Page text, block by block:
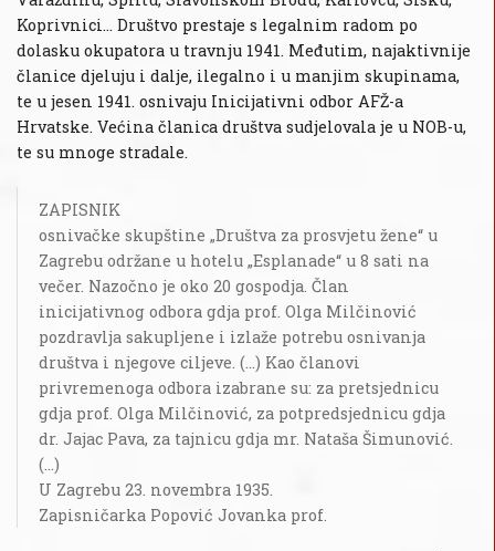
Koprivnici... Društvo prestaje s legalnim radom po
dolasku okupatora u travnju 1941. Međutim, najaktivnije
članice djeluju i dalje, ilegalno i u manjim skupinama,
te u jesen 1941. osnivaju Inicijativni odbor AFŽ-a
Hrvatske. Većina članica društva sudjelovala je u NOB-u,
te su mnoge stradale.
ZAPISNIK
osnivačke skupštine „Društva za prosvjetu žene“ u
Zagrebu održane u hotelu „Esplanade“ u 8 sati na
večer. Nazočno je oko 20 gospodja. Član
inicijativnog odbora gdja prof. Olga Milčinović
pozdravlja sakupljene i izlaže potrebu osnivanja
društva i njegove ciljeve. (...) Kao članovi
privremenoga odbora izabrane su: za pretsjednicu
gdja prof. Olga Milčinović, za potpredsjednicu gdja
dr. Jajac Pava, za tajnicu gdja mr. Nataša Šimunović.
(...)
U Zagrebu 23. novembra 1935.
Zapisničarka Popović Jovanka prof.